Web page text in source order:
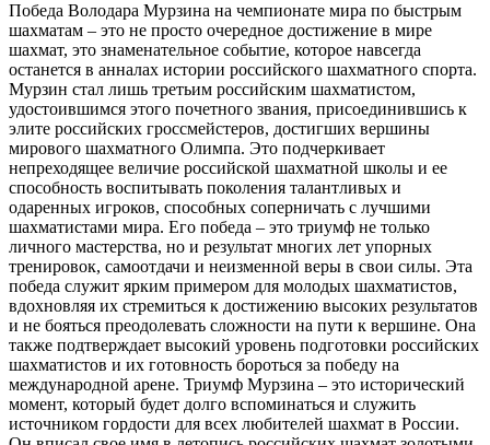
Победа Володара Мурзина на чемпионате мира по быстрым
шахматам – это не просто очередное достижение в мире
шахмат, это знаменательное событие, которое навсегда
останется в анналах истории российского шахматного спорта.
Мурзин стал лишь третьим российским шахматистом,
удостоившимся этого почетного звания, присоединившись к
элите российских гроссмейстеров, достигших вершины
мирового шахматного Олимпа. Это подчеркивает
непреходящее величие российской шахматной школы и ее
способность воспитывать поколения талантливых и
одаренных игроков, способных соперничать с лучшими
шахматистами мира. Его победа – это триумф не только
личного мастерства, но и результат многих лет упорных
тренировок, самоотдачи и неизменной веры в свои силы. Эта
победа служит ярким примером для молодых шахматистов,
вдохновляя их стремиться к достижению высоких результатов
и не бояться преодолевать сложности на пути к вершине. Она
также подтверждает высокий уровень подготовки российских
шахматистов и их готовность бороться за победу на
международной арене. Триумф Мурзина – это исторический
момент, который будет долго вспоминаться и служить
источником гордости для всех любителей шахмат в России.